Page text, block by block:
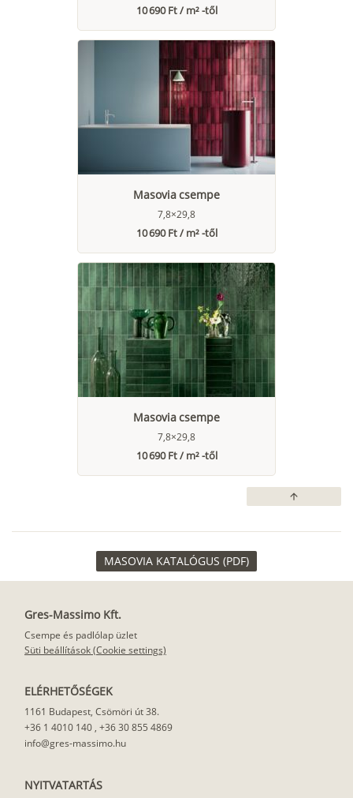
10 690 Ft / m² -től
Masovia csempe
7,8×29,8
10 690 Ft / m² -től
Masovia csempe
7,8×29,8
10 690 Ft / m² -től
arrow_upward
MASOVIA KATALÓGUS (PDF)
Gres-Massimo Kft.
Csempe és padlólap üzlet
Süti beállítások (Cookie settings)
ELÉRHETŐSÉGEK
1161 Budapest, Csömöri út 38.
+36 1 4010 140 , +36 30 855 4869
info@gres-massimo.hu
NYITVATARTÁS